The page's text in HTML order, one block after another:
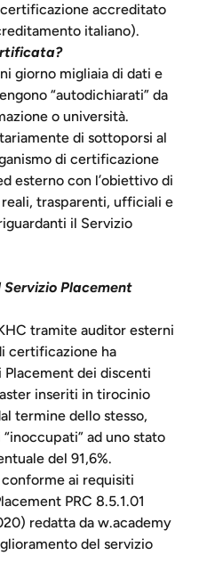
accreditato
italiano).
giorno migliaia di dati e
“autodichiarati” da
o università.
di sottoporsi al
di certificazione
esterno con l’obiettivo di
trasparenti, ufficiali e
il Servizio
Placement
tramite auditor esterni
certificazione ha
dei discenti
inseriti in tirocinio
termine dello stesso,
ad uno stato
del 91,6%.
ai requisiti
PRC 8.5.1.01
redatta da w.academy
del servizio